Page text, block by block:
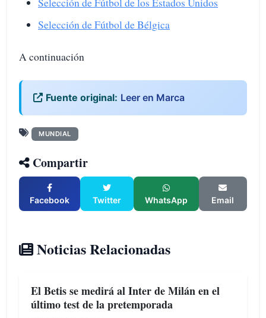
Selección de Fútbol de Bélgica
A continuación
Fuente original: Leer en Marca
MUNDIAL
Compartir
Facebook Twitter WhatsApp Email
Noticias Relacionadas
El Betis se medirá al Inter de Milán en el
último test de la pretemporada